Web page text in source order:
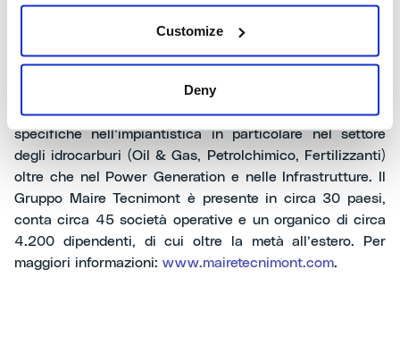
Customize
Deny
Maire Tecnimont S.p.A., società quotata alla Borsa di
Tecnimont) leader in ambito internazionale nei settori
dell’Engineering & Construction (E&C), Technology &
Licensing e Energy & Ventures con competenze
specifiche nell’impiantistica in particolare nel settore
degli idrocarburi (Oil & Gas, Petrolchimico, Fertilizzanti)
oltre che nel Power Generation e nelle Infrastrutture. Il
Gruppo Maire Tecnimont è presente in circa 30 paesi,
conta circa 45 società operative e un organico di circa
4.200 dipendenti, di cui oltre la metà all’estero. Per
maggiori informazioni: www.mairetecnimont.com.